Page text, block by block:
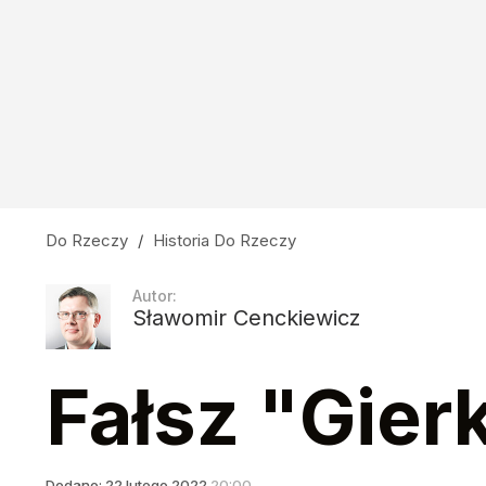
dodaj
Do Rzeczy / Historia Do Rzeczy
Autor:
Sławomir Cenckiewicz
Fałsz